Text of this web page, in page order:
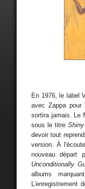
En 1976, le label
avec Zappa pour
sortira jamais. Le
sous le titre
devoir tout
version. À
nouveau départ
Unconditionally
albums
L'enregistrement